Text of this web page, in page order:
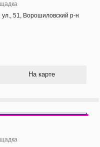
ул., 51, Ворошиловский р-н
На карте